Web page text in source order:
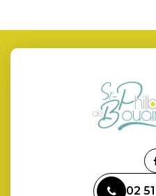
02